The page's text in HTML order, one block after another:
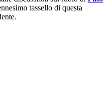
tassello di questa